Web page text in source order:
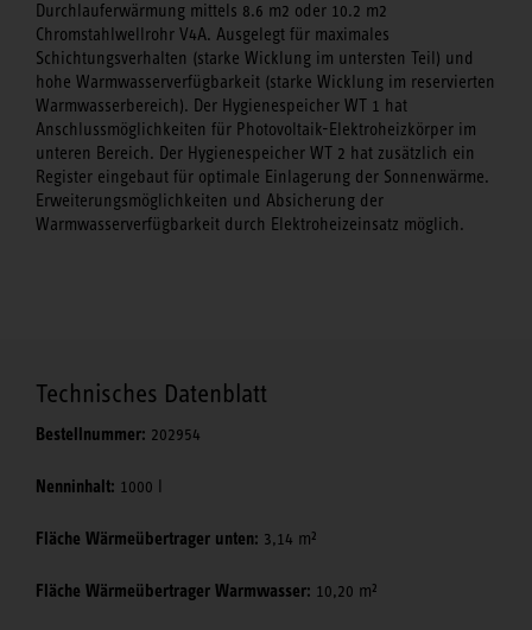
Durchlauferwärmung mittels 8.6 m2 oder 10.2 m2
Chromstahlwellrohr V4A. Ausgelegt für maximales
Schichtungsverhalten (starke Wicklung im untersten Teil) und
hohe Warmwasserverfügbarkeit (starke Wicklung im reservierten
Warmwasserbereich). Der Hygienespeicher WT 1 hat
Anschlussmöglichkeiten für Photovoltaik-Elektroheizkörper im
unteren Bereich. Der Hygienespeicher WT 2 hat zusätzlich ein
Register eingebaut für optimale Einlagerung der Sonnenwärme.
Erweiterungsmöglichkeiten und Absicherung der
Warmwasserverfügbarkeit durch Elektroheizeinsatz möglich.
Technisches Datenblatt
Bestellnummer: 202954
Nenninhalt: 1000 l
Fläche Wärmeübertrager unten: 3,14 m²
Fläche Wärmeübertrager Warmwasser: 10,20 m²